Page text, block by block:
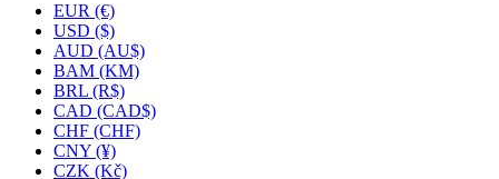
EUR (€)
USD ($)
AUD (AU$)
BAM (KM)
BRL (R$)
CAD (CAD$)
CHF (CHF)
CNY (¥)
CZK (Kč)